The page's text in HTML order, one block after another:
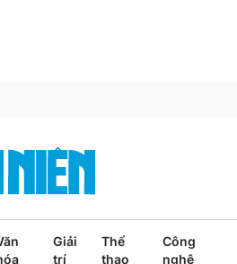
Giải
trí
Thể
thao
Công
nghệ